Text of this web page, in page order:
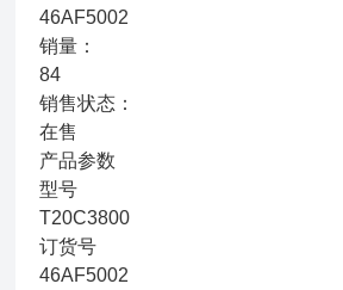
46AF5002
销量：
84
销售状态：
在售
产品参数
型号
T20C3800
订货号
46AF5002